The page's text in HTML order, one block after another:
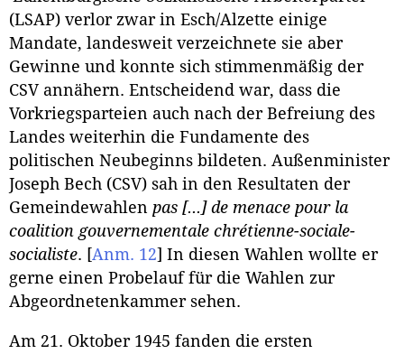
(LSAP) verlor zwar in Esch/Alzette einige
Mandate, landesweit verzeichnete sie aber
Gewinne und konnte sich stimmenmäßig der
CSV annähern. Entscheidend war, dass die
Vorkriegsparteien auch nach der Befreiung des
Landes weiterhin die Fundamente des
politischen Neubeginns bildeten. Außenminister
Joseph Bech (CSV) sah in den Resultaten der
Gemeindewahlen pas [...] de menace pour la
coalition gouvernementale chrétienne-sociale-
socialiste. [Anm. 12] In diesen Wahlen wollte er
gerne einen Probelauf für die Wahlen zur
Abgeordnetenkammer sehen.
Am 21. Oktober 1945 fanden die ersten